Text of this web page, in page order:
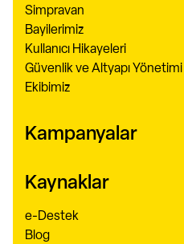
Simpravan
Bayilerimiz
Kullanıcı Hikayeleri
Güvenlik ve Altyapı Yönetimi
Ekibimiz
Kampanyalar
Kaynaklar
e-Destek
Blog